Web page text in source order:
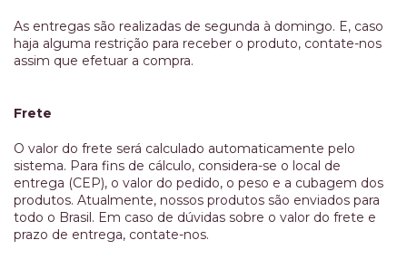
As entregas são realizadas de segunda à domingo. E, caso
haja alguma restrição para receber o produto, contate-nos
assim que efetuar a compra.
Frete
O valor do frete será calculado automaticamente pelo
sistema. Para fins de cálculo, considera-se o local de
entrega (CEP), o valor do pedido, o peso e a cubagem dos
produtos. Atualmente, nossos produtos são enviados para
todo o Brasil. Em caso de dúvidas sobre o valor do frete e
prazo de entrega, contate-nos.